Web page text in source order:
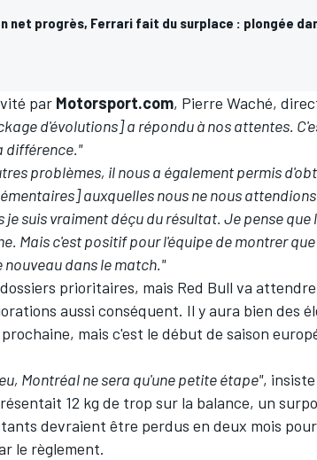
net progrès, Ferrari fait du surplace : plongée
par Motorsport.com, Pierre Waché,
d'évolutions] a répondu à nos attentes.
différence."
problèmes, il nous a également permis
auxquelles nous ne nous
je suis vraiment déçu du résultat. Je pense
Mais c'est positif pour l'équipe de montrer
dans le match."
prioritaires, mais Red Bull va
aussi conséquent. Il y aura bien des
mais c'est le début de saison
Montréal ne sera qu'une petite étape",
12 kg de trop sur la balance, un
devraient être perdus en deux mois
le règlement.